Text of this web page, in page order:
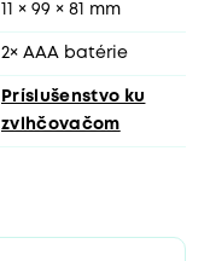
11 × 99 × 81 mm
2× AAA batérie
Príslušenstvo ku
zvlhčovačom